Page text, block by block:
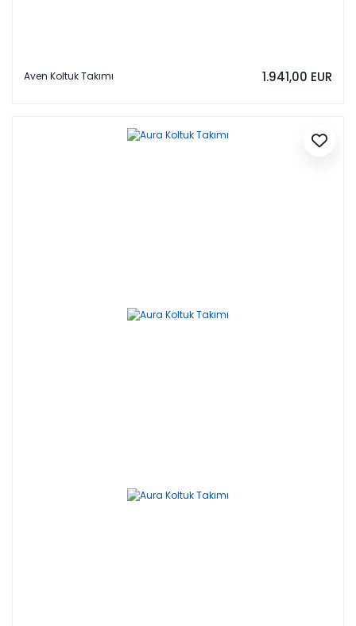
Aven Koltuk Takımı 1.941,00 EUR